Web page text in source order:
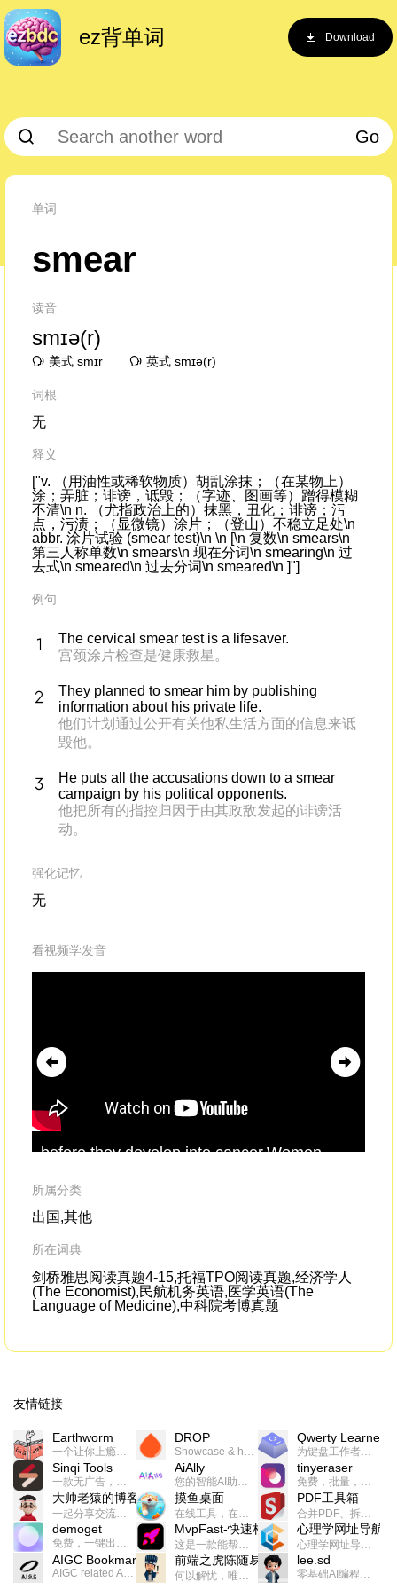
ez背单词 Download
Go
单词
smear
读音
smɪə(r)
美式 smɪr 英式 smɪə(r)
词根
无
释义
["v. （用油性或稀软物质）胡乱涂抹；（在某物上）
涂；弄脏；诽谤，诋毁；（字迹、图画等）蹭得模糊
不清\n n. （尤指政治上的）抹黑，丑化；诽谤；污
点，污渍；（显微镜）涂片；（登山）不稳立足处\n
abbr. 涂片试验 (smear test)\n \n [\n 复数\n smears\n
第三人称单数\n smears\n 现在分词\n smearing\n 过
去式\n smeared\n 过去分词\n smeared\n ]"]
例句
The cervical smear test is a lifesaver.
宫颈涂片检查是健康救星。
They planned to smear him by publishing
information about his private life.
他们计划通过公开有关他私生活方面的信息来诋
毁他。
He puts all the accusations down to a smear
campaign by his political opponents.
他把所有的指控归因于由其政敌发起的诽谤活
动。
强化记忆
无
看视频学发音
before they develop into cancer.Women
smear
scraped from the lining of the cervix
所属分类
出国,其他
所在词典
剑桥雅思阅读真题4-15,托福TPO阅读真题,经济学人
(The Economist),民航机务英语,医学英语(The
Language of Medicine),中科院考博真题
友情链接
Earthworm DROP Qwerty Learner
为键盘工作者设计的单词与肌肉记忆锻炼软件
Sinqi Tools AiAlly tinyeraser
大帅老猿的博客 摸鱼桌面 PDF工具箱
合并PDF、拆分PDF、旋转PDF、裁剪PDF、转换PDF、加密PDF、解密PDF、PDF加水印等多种PDF处理功能
demoget MvpFast-快速构建网站应用
这是一款能帮助你快速构建个人网站的应用，使用最新的前端技术栈，集成登录、鉴权、手机、邮箱、数据库、博客、文章、支付等等网站所需要的功能，你只需要花几个小时开发你的核心功能就可以上线，一次购买，永久拥有
心理学网址导航
AIGC Bookmarks 前端之虎陈随易 lee.sd